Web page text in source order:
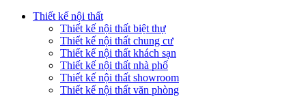
Thiết kế nội thất
Thiết kế nội thất biệt thự
Thiết kế nội thất chung cư
Thiết kế nội thất khách sạn
Thiết kế nội thất nhà phố
Thiết kế nội thất showroom
Thiết kế nội thất văn phòng